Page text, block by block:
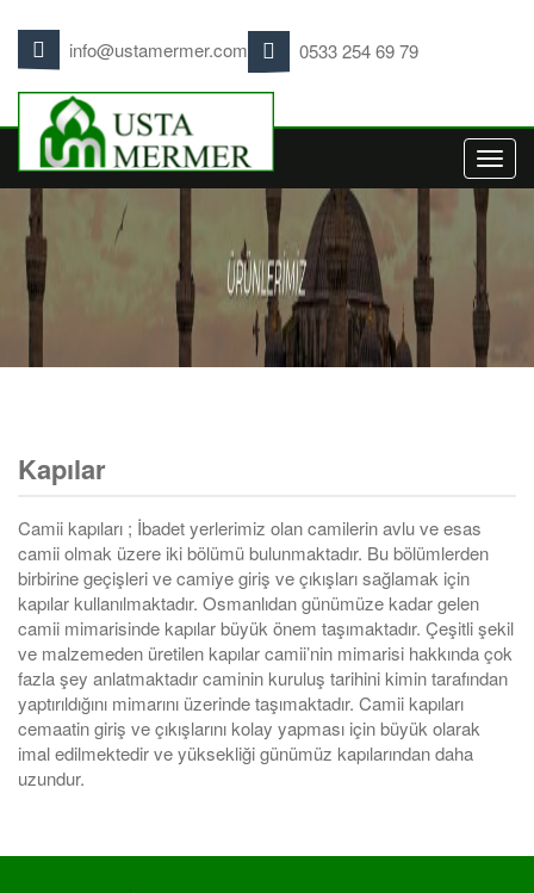
info@ustamermer.com 0533 254 69 79
Kapılar
Camii kapıları ; İbadet yerlerimiz olan camilerin avlu ve esas
camii olmak üzere iki bölümü bulunmaktadır. Bu bölümlerden
birbirine geçişleri ve camiye giriş ve çıkışları sağlamak için
kapılar kullanılmaktadır. Osmanlıdan günümüze kadar gelen
camii mimarisinde kapılar büyük önem taşımaktadır. Çeşitli şekil
ve malzemeden üretilen kapılar camii’nin mimarisi hakkında çok
fazla şey anlatmaktadır caminin kuruluş tarihini kimin tarafından
yaptırıldığını mimarını üzerinde taşımaktadır. Camii kapıları
cemaatin giriş ve çıkışlarını kolay yapması için büyük olarak
imal edilmektedir ve yüksekliği günümüz kapılarından daha
uzundur.